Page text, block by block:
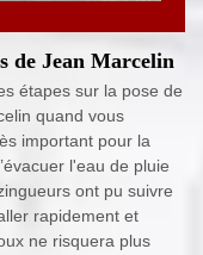
de Jean Marcelin
étapes sur la pose de
quand vous
important pour la
l'eau de pluie
ont pu suivre
rapidement et
ne risquera plus